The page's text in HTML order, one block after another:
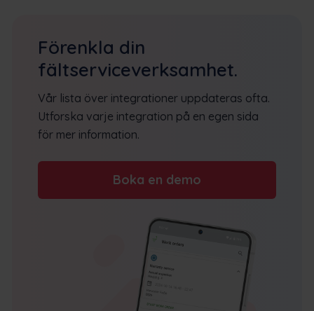
Förenkla din
fältserviceverksamhet.
Vår lista över integrationer uppdateras ofta.
Utforska varje integration på en egen sida
för mer information.
Boka en demo